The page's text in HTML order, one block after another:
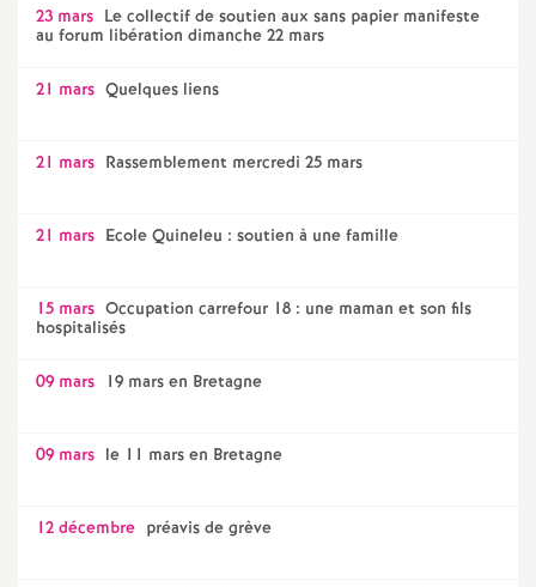
23 mars Le collectif de soutien aux sans papier manifeste
au forum libération dimanche 22 mars
21 mars Quelques liens
21 mars Rassemblement mercredi 25 mars
21 mars Ecole Quineleu : soutien à une famille
15 mars Occupation carrefour 18 : une maman et son fils
hospitalisés
09 mars 19 mars en Bretagne
09 mars le 11 mars en Bretagne
12 décembre préavis de grève